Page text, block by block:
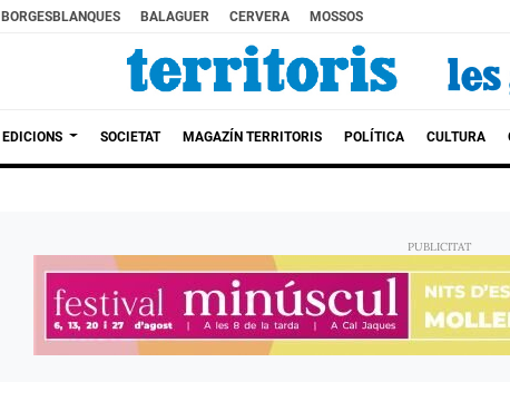
BORGESBLANQUES BALAGUER CERVERA MOSSOS
EDICIONS SOCIETAT MAGAZÍN TERRITORIS POLÍTICA CULTURA